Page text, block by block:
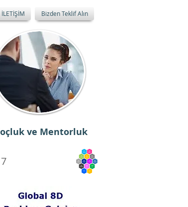
İLETİŞİM Bizden Teklif Alın
ve Mentorluk